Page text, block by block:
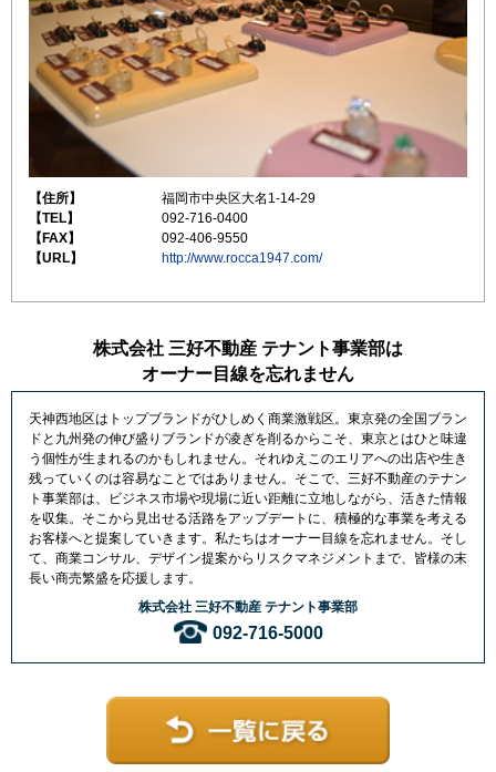
【住所】
福岡市中央区大名1-14-29
【TEL】
092-716-0400
【FAX】
092-406-9550
【URL】
http://www.rocca1947.com/
株式会社 三好不動産 テナント事業部は
オーナー目線を忘れません
天神西地区はトップブランドがひしめく商業激戦区。東京発の全国ブラン
ドと九州発の伸び盛りブランドが凌ぎを削るからこそ、東京とはひと味違
う個性が生まれるのかもしれません。それゆえこのエリアへの出店や生き
残っていくのは容易なことではありません。そこで、三好不動産のテナン
ト事業部は、ビジネス市場や現場に近い距離に立地しながら、活きた情報
を収集。そこから見出せる活路をアップデートに、積極的な事業を考える
お客様へと提案していきます。私たちはオーナー目線を忘れません。そし
て、商業コンサル、デザイン提案からリスクマネジメントまで、皆様の末
長い商売繁盛を応援します。
株式会社 三好不動産 テナント事業部
092-716-5000